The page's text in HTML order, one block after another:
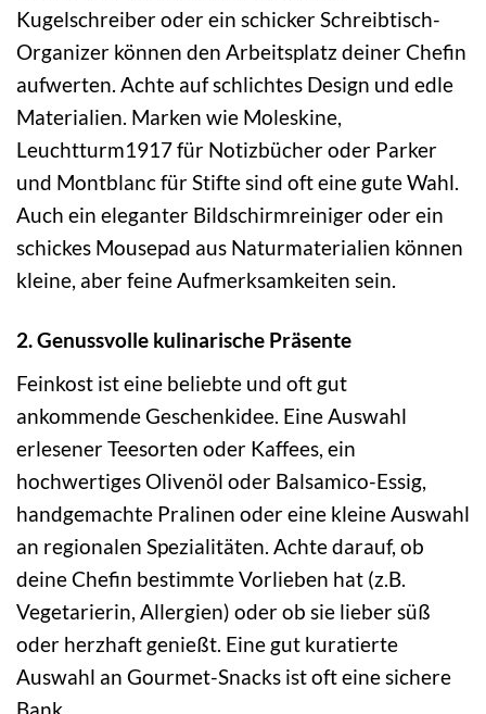
Kugelschreiber oder ein schicker Schreibtisch-
Organizer können den Arbeitsplatz deiner Chefin
aufwerten. Achte auf schlichtes Design und edle
Materialien. Marken wie Moleskine,
Leuchtturm1917 für Notizbücher oder Parker
und Montblanc für Stifte sind oft eine gute Wahl.
Auch ein eleganter Bildschirmreiniger oder ein
schickes Mousepad aus Naturmaterialien können
kleine, aber feine Aufmerksamkeiten sein.
2. Genussvolle kulinarische Präsente
Feinkost ist eine beliebte und oft gut
ankommende Geschenkidee. Eine Auswahl
erlesener Teesorten oder Kaffees, ein
hochwertiges Olivenöl oder Balsamico-Essig,
handgemachte Pralinen oder eine kleine Auswahl
an regionalen Spezialitäten. Achte darauf, ob
deine Chefin bestimmte Vorlieben hat (z.B.
Vegetarierin, Allergien) oder ob sie lieber süß
oder herzhaft genießt. Eine gut kuratierte
Auswahl an Gourmet-Snacks ist oft eine sichere
Bank.